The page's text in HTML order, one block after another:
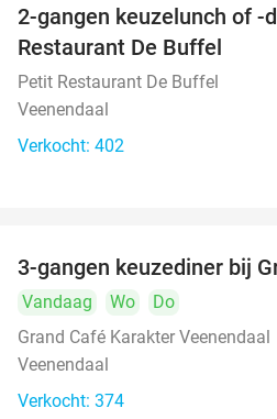
2-gangen keuzelunch of -
Restaurant De Buffel
Petit Restaurant De Buffel
Veenendaal
Verkocht: 402
3-gangen keuzediner bij
Vandaag Wo
Do
Grand Café Karakter Veenendaal
Veenendaal
Verkocht: 374